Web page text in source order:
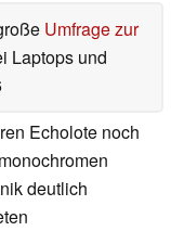
Umfrage zur
Laptops und
Echolote noch
deutlich